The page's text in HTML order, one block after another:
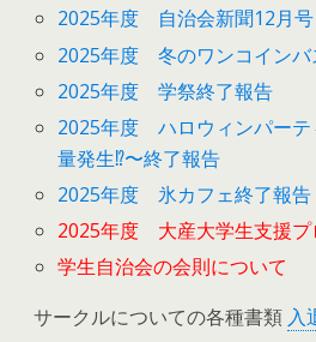
2025年度 自治会新聞12月号
2025年度 冬のワンコインバ
2025年度 学祭終了報告
2025年度 ハロウィンパーテ
量発生⁉︎〜終了報告
2025年度 氷カフェ終了報告
2025年度 大産大学生支援プ
学生自治会の会則について
サークルについての各種書類 入